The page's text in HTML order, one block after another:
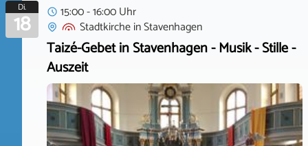
Di.
18
15:00 - 16:00 Uhr
StadtkircheinStavenhagen
Taizé-Gebet in Stavenhagen - Musik - Stille -
Auszeit